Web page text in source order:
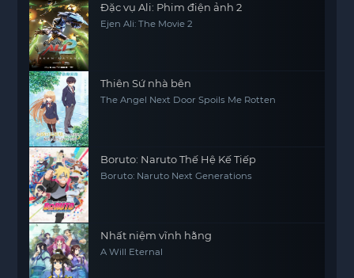
Đặc vụ Ali: Phim điện ảnh 2
Ejen Ali: The Movie 2
Thiên Sứ nhà bên
The Angel Next Door Spoils Me Rotten
Boruto: Naruto Thế Hệ Kế Tiếp
Boruto: Naruto Next Generations
Nhất niệm vĩnh hằng
A Will Eternal